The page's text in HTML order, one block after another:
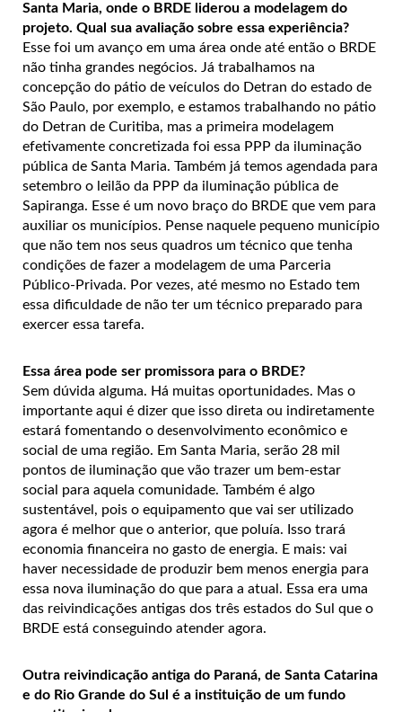
Santa Maria, onde o BRDE liderou a modelagem do
projeto. Qual sua avaliação sobre essa experiência?
Esse foi um avanço em uma área onde até então o BRDE
não tinha grandes negócios. Já trabalhamos na
concepção do pátio de veículos do Detran do estado de
São Paulo, por exemplo, e estamos trabalhando no pátio
do Detran de Curitiba, mas a primeira modelagem
efetivamente concretizada foi essa PPP da iluminação
pública de Santa Maria. Também já temos agendada para
setembro o leilão da PPP da iluminação pública de
Sapiranga. Esse é um novo braço do BRDE que vem para
auxiliar os municípios. Pense naquele pequeno município
que não tem nos seus quadros um técnico que tenha
condições de fazer a modelagem de uma Parceria
Público-Privada. Por vezes, até mesmo no Estado tem
essa dificuldade de não ter um técnico preparado para
exercer essa tarefa.
Essa área pode ser promissora para o BRDE?
Sem dúvida alguma. Há muitas oportunidades. Mas o
importante aqui é dizer que isso direta ou indiretamente
estará fomentando o desenvolvimento econômico e
social de uma região. Em Santa Maria, serão 28 mil
pontos de iluminação que vão trazer um bem-estar
social para aquela comunidade. Também é algo
sustentável, pois o equipamento que vai ser utilizado
agora é melhor que o anterior, que poluía. Isso trará
economia financeira no gasto de energia. E mais: vai
haver necessidade de produzir bem menos energia para
essa nova iluminação do que para a atual. Essa era uma
das reivindicações antigas dos três estados do Sul que o
BRDE está conseguindo atender agora.
Outra reivindicação antiga do Paraná, de Santa Catarina
e do Rio Grande do Sul é a instituição de um fundo